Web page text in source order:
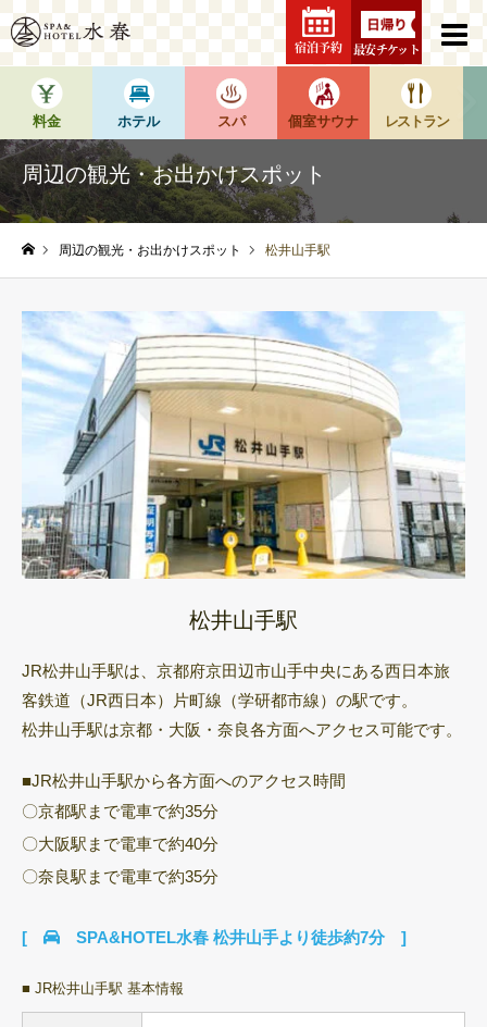
最安チケット
宿泊予約
料金 ホテル スパ 個室サウナ レストラン
周辺の観光・お出かけスポット
周辺の観光・お出かけスポット 松井山手駅
松井山手駅
JR松井山手駅は、京都府京田辺市山手中央にある西日本旅
客鉄道（JR西日本）片町線（学研都市線）の駅です。
松井山手駅は京都・大阪・奈良各方面へアクセス可能です。
■JR松井山手駅から各方面へのアクセス時間
〇京都駅まで電車で約35分
〇大阪駅まで電車で約40分
〇奈良駅まで電車で約35分
[ SPA&HOTEL水春 松井山手より徒歩約7分 ]
■ JR松井山手駅 基本情報